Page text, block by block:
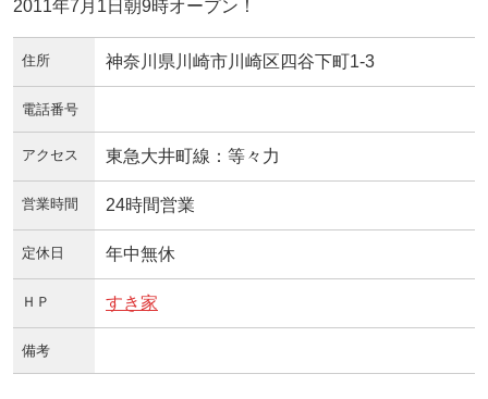
2011年7月1日朝9時オープン！
住所 神奈川県川崎市川崎区四谷下町1-3
電話番号
アクセス 東急大井町線：等々力
営業時間 24時間営業
定休日 年中無休
ＨＰ すき家
備考